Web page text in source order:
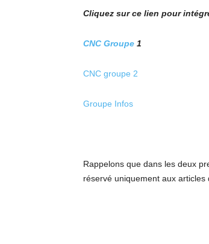
Cliquez sur ce lien pour
CNC Groupe 1
CNC groupe 2
Groupe Infos
Rappelons que dans les deux
réservé uniquement aux articles